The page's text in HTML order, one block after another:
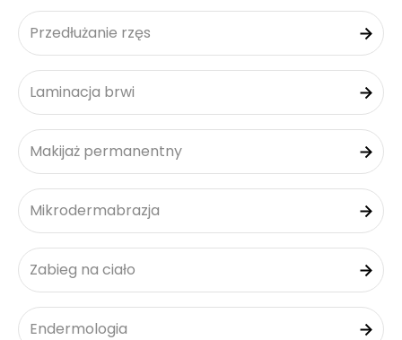
Przedłużanie rzęs
Laminacja brwi
Makijaż permanentny
Mikrodermabrazja
Zabieg na ciało
Endermologia